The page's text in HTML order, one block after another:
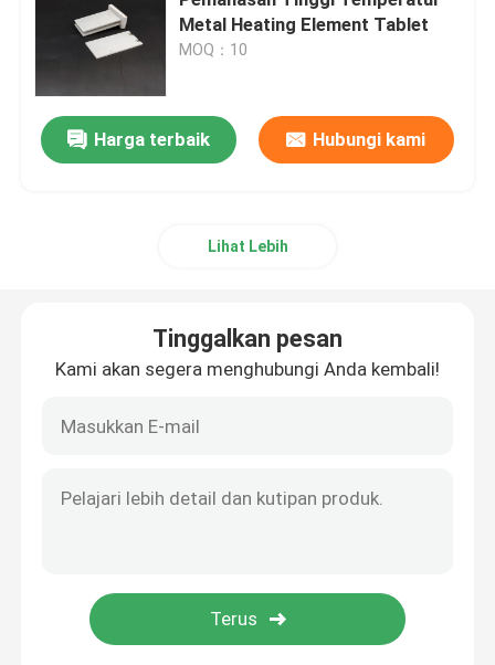
Pemicu Keramik
Pemicu silikon nitrida
Mesin Ozon Portabel
Metal Heating Element Tablet
MOQ：10
Harga terbaik Hubungi kami
Lihat Lebih
Tinggalkan pesan
Kami akan segera menghubungi Anda kembali!